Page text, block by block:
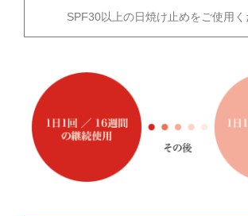
SPF30以上の日焼け止めをご使用く